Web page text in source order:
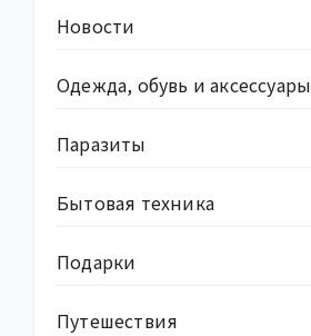
Новости
Одежда, обувь и аксессуары
Паразиты
Бытовая техника
Подарки
Путешествия